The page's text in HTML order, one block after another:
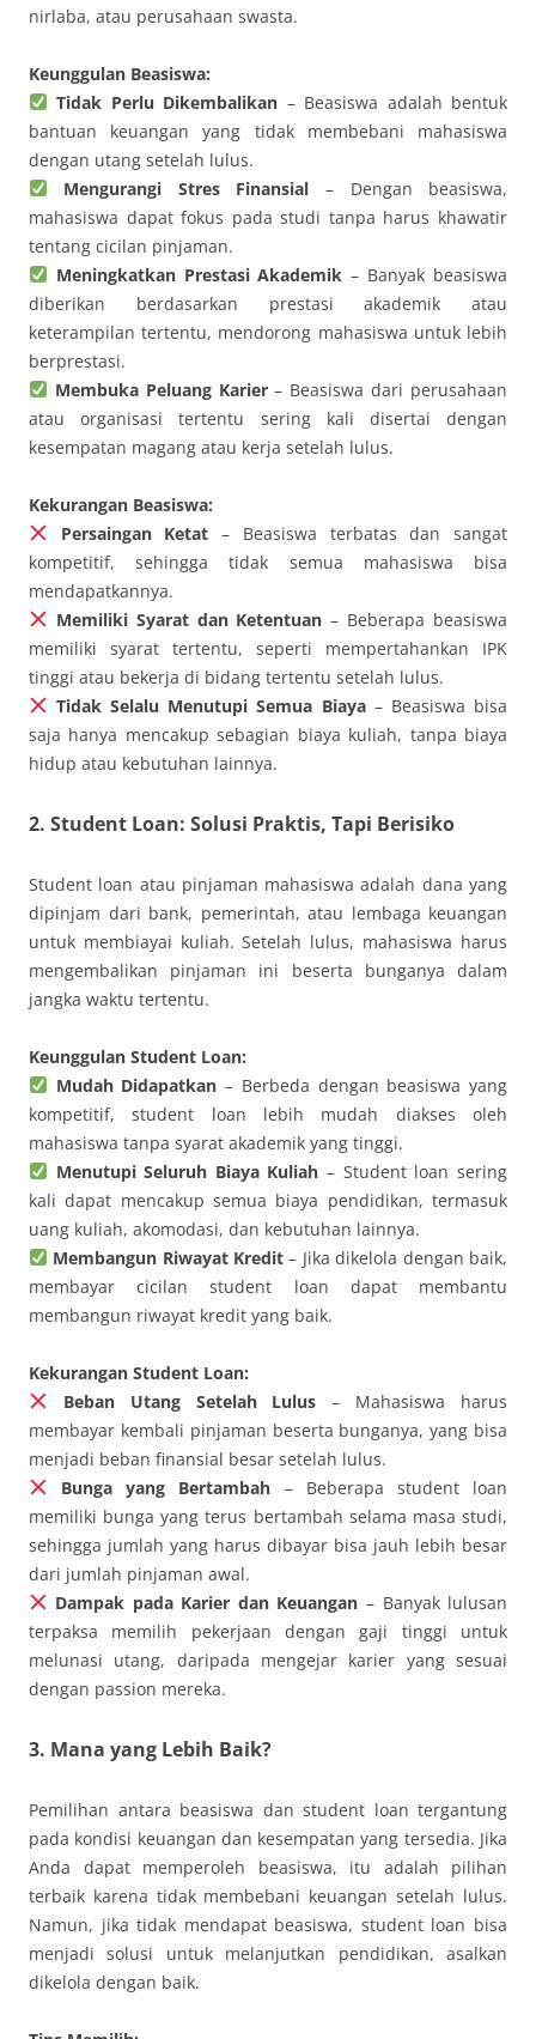
nirlaba, atau perusahaan swasta.
Keunggulan Beasiswa:
Tidak Perlu Dikembalikan – Beasiswa adalah bentuk
bantuan keuangan yang tidak membebani mahasiswa
dengan utang setelah lulus.
Mengurangi Stres Finansial – Dengan beasiswa,
mahasiswa dapat fokus pada studi tanpa harus khawatir
tentang cicilan pinjaman.
Meningkatkan Prestasi Akademik – Banyak beasiswa
diberikan berdasarkan prestasi akademik atau
keterampilan tertentu, mendorong mahasiswa untuk lebih
berprestasi.
Membuka Peluang Karier– Beasiswa dari perusahaan
atau organisasi tertentu sering kali disertai dengan
kesempatan magang atau kerja setelah lulus.
Kekurangan Beasiswa:
Persaingan Ketat – Beasiswa terbatas dan sangat
kompetitif, sehingga tidak semua mahasiswa bisa
mendapatkannya.
Memiliki Syarat dan Ketentuan – Beberapa beasiswa
memiliki syarat tertentu, seperti mempertahankan IPK
tinggi atau bekerja di bidang tertentu setelah lulus.
Tidak Selalu Menutupi Semua Biaya– Beasiswa bisa
saja hanya mencakup sebagian biaya kuliah, tanpa biaya
hidup atau kebutuhan lainnya.
2. Student Loan: Solusi Praktis, Tapi Berisiko
Student loan atau pinjaman mahasiswa adalah dana yang
dipinjam dari bank, pemerintah, atau lembaga keuangan
untuk membiayai kuliah. Setelah lulus, mahasiswa harus
mengembalikan pinjaman ini beserta bunganya dalam
jangka waktu tertentu.
Keunggulan Student Loan:
Mudah Didapatkan – Berbeda dengan beasiswa yang
kompetitif, student loan lebih mudah diakses oleh
mahasiswa tanpa syarat akademik yang tinggi.
Menutupi Seluruh Biaya Kuliah – Student loan sering
kali dapat mencakup semua biaya pendidikan, termasuk
uang kuliah, akomodasi, dan kebutuhan lainnya.
Membangun Riwayat Kredit – Jika dikelola dengan baik,
membayar cicilan student loan dapat membantu
membangun riwayat kredit yang baik.
Kekurangan Student Loan:
Beban Utang Setelah Lulus – Mahasiswa harus
membayar kembali pinjaman beserta bunganya, yang bisa
menjadi beban finansial besar setelah lulus.
Bunga yang Bertambah – Beberapa student loan
memiliki bunga yang terus bertambah selama masa studi,
sehingga jumlah yang harus dibayar bisa jauh lebih besar
dari jumlah pinjaman awal.
Dampak pada Karier dan Keuangan – Banyak lulusan
terpaksa memilih pekerjaan dengan gaji tinggi untuk
melunasi utang, daripada mengejar karier yang sesuai
dengan passion mereka.
3. Mana yang Lebih Baik?
Pemilihan antara beasiswa dan student loan tergantung
pada kondisi keuangan dan kesempatan yang tersedia. Jika
Anda dapat memperoleh beasiswa, itu adalah pilihan
terbaik karena tidak membebani keuangan setelah lulus.
Namun, jika tidak mendapat beasiswa, student loan bisa
menjadi solusi untuk melanjutkan pendidikan, asalkan
dikelola dengan baik.